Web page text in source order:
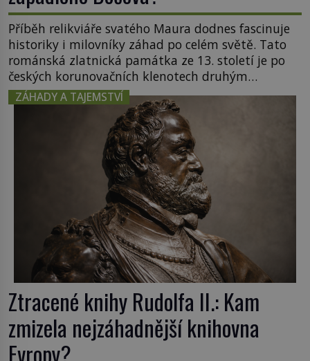
Příběh relikviáře svatého Maura dodnes fascinuje
historiky i milovníky záhad po celém světě. Tato
románská zlatnická památka ze 13. století je po
českých korunovačních klenotech druhým
nejcennějším movitým majetkem v České
republice. Přestože byl klenot v roce 1985 po
dramatickém pátrání kriminalistů úspěšně
nalezen, jeho minulost stále obestírá hustá mlha.
Otázky, jak přesně se tato […]
ZÁHADY A TAJEMSTVÍ
Ztracené knihy Rudolfa II.: Kam
zmizela nejzáhadnější knihovna
Evropy?